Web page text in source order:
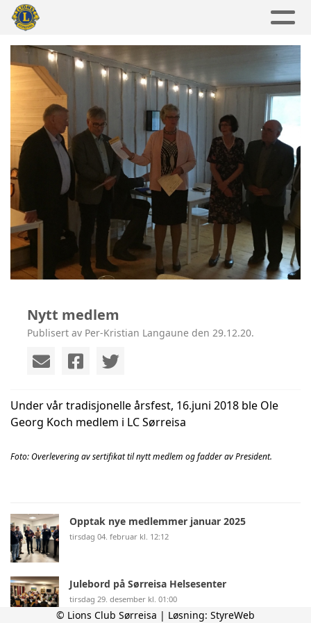
Nytt medlem
Publisert av Per-Kristian Langaune den 29.12.20.
Under vår tradisjonelle årsfest, 16.juni 2018 ble Ole
Georg Koch medlem i LC Sørreisa
Foto: Overlevering av sertifikat til nytt medlem og fadder av President.
Opptak nye medlemmer januar 2025
tirsdag 04. februar kl. 12:12
Julebord på Sørreisa Helsesenter
tirsdag 29. desember kl. 01:00
© Lions Club Sørreisa | Løsning: StyreWeb